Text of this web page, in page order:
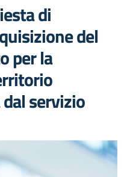
di
del
per la
servizio